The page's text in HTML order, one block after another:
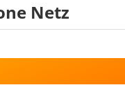
Netz